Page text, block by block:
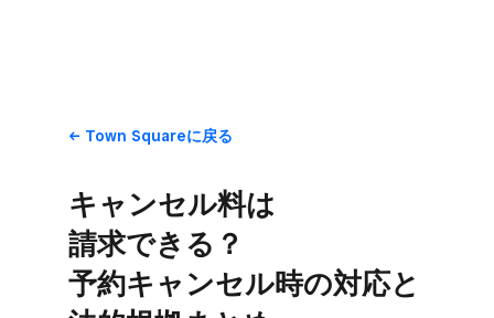
Town Squareに​戻る
キャンセル料は​
請求できる？​
予約キャンセル時の​対応と​